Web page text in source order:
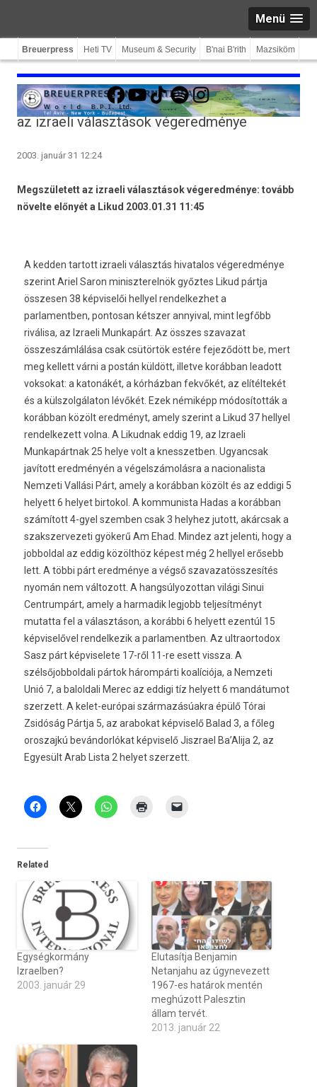
Menü
Breuerpress Heti TV Museum & Security B'nai B'rith Mazsiköm
Facebook
YouTube
TikTokSpotifyInstagram
az izraeli választások végeredménye
2003. január 31 12:24
Megszületett az izraeli választások végeredménye: tovább
növelte előnyét a Likud 2003.01.31 11:45
A kedden tartott izraeli választás hivatalos végeredménye
szerint Ariel Saron miniszterelnök győztes Likud pártja
összesen 38 képviselői hellyel rendelkezhet a
parlamentben, pontosan kétszer annyival, mint legfőbb
riválisa, az Izraeli Munkapárt. Az összes szavazat
összeszámlálása csak csütörtök estére fejeződött be, mert
meg kellett várni a postán küldött, illetve korábban leadott
voksokat: a katonákét, a kórházban fekvőkét, az elítéltekét
és a külszolgálaton lévőkét. Ezek némiképp módosították a
korábban közölt eredményt, amely szerint a Likud 37 hellyel
rendelkezett volna. A Likudnak eddig 19, az Izraeli
Munkapártnak 25 helye volt a knesszetben. Ugyancsak
javított eredményén a végelszámolásra a nacionalista
Nemzeti Vallási Párt, amely a korábban közölt és az eddigi 5
helyett 6 helyet birtokol. A kommunista Hadas a korábban
számított 4-gyel szemben csak 3 helyhez jutott, akárcsak a
szakszervezeti gyökerű Am Ehad. Mindez azt jelenti, hogy a
jobboldal az eddig közölthöz képest még 2 hellyel erősebb
lett. A többi párt eredménye a végső szavazatösszesítés
nyomán nem változott. A hangsúlyozottan világi Sinui
Centrumpárt, amely a harmadik legjobb teljesítményt
mutatta fel a választáson, a korábbi 6 helyett ezentúl 15
képviselővel rendelkezik a parlamentben. Az ultraortodox
Sasz párt képviselete 17-ről 11-re esett vissza. A
szélsőjobboldali pártok hárompárti koalíciója, a Nemzeti
Unió 7, a baloldali Merec az eddigi tíz helyett 6 mandátumot
szerzett. A kelet-európai származásúakra épülő Tórai
Zsidóság Pártja 5, az arabokat képviselő Balad 3, a főleg
oroszajkú bevándorlókat képviselő Jiszrael Ba’Alija 2, az
Egyesült Arab Lista 2 helyet szerzett.
Related
Egységkormány
Izraelben?
2003. január 29
Elutasítja Benjamin
Netanjahu az úgynevezett
1967-es határok mentén
meghúzott Palesztin
állam tervét.
2013. január 22